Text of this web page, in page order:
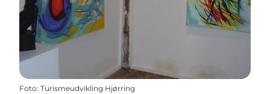
Foto: Turismeudvikling Hjørring